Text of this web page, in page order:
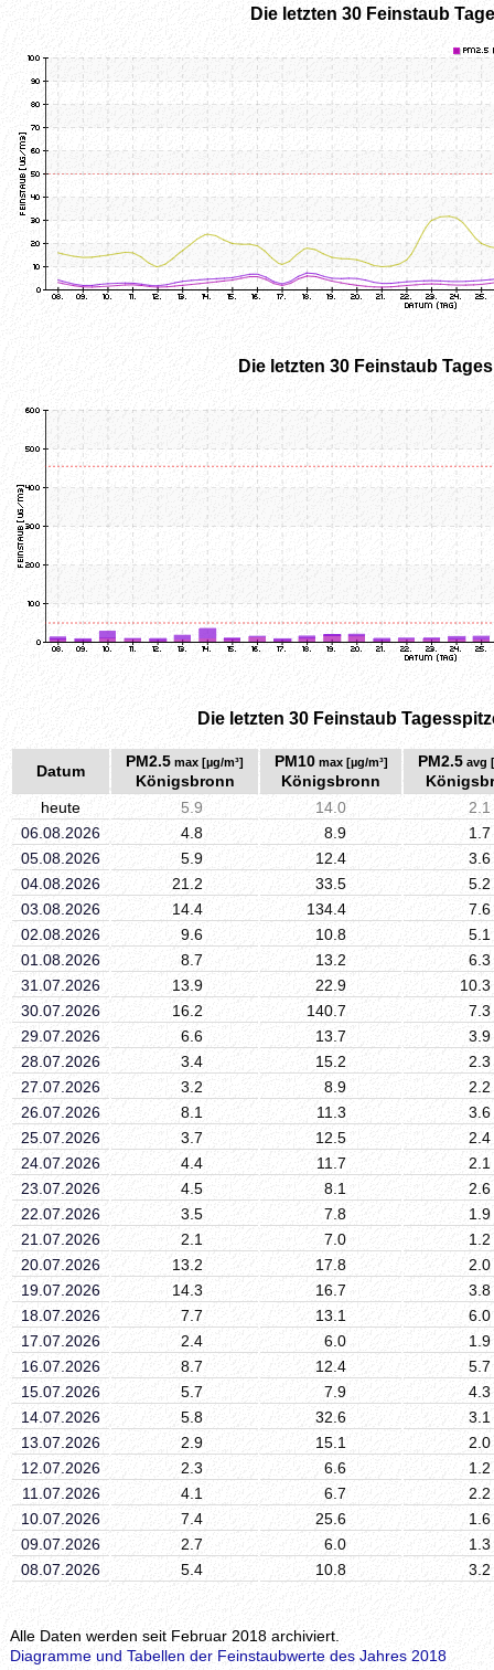
Die letzten 30 Feinstaub
Die letzten 30 Feinstaub
Die letzten 30 Feinstaub
Datum
PM2.5 max [µg/m³]
Königsbronn
PM10max [µg/m³]
Königsbronn
PM2.5avg
heute
5.9 14.0
2.1
06.08.2026
4.8 8.9
1.7
05.08.2026
5.9 12.4
3.6
04.08.2026
21.2 33.5
5.2
03.08.2026
14.4 134.4
7.6
02.08.2026
9.6 10.8
5.1
01.08.2026
8.7 13.2
6.3
31.07.2026
13.9 22.9
10.3
30.07.2026
16.2 140.7
7.3
29.07.2026
6.6 13.7
3.9
28.07.2026
3.4 15.2
2.3
27.07.2026
3.2 8.9
2.2
26.07.2026
8.1 11.3
3.6
25.07.2026
3.7 12.5
2.4
24.07.2026
4.4 11.7
2.1
23.07.2026
4.5 8.1
2.6
22.07.2026
3.5 7.8
1.9
21.07.2026
2.1 7.0
1.2
20.07.2026
13.2 17.8
2.0
19.07.2026
14.3 16.7
3.8
18.07.2026
7.7 13.1
6.0
17.07.2026
2.4 6.0
1.9
16.07.2026
8.7 12.4
5.7
15.07.2026
5.7 7.9
4.3
14.07.2026
5.8 32.6
3.1
13.07.2026
2.9 15.1
2.0
12.07.2026
2.3 6.6
1.2
11.07.2026
4.1 6.7
2.2
10.07.2026
7.4 25.6
1.6
09.07.2026
2.7 6.0
1.3
08.07.2026
5.4 10.8 3.2
Alle Daten werden seit Februar 2018 archiviert.
Diagramme und Tabellen der Feinstaubwerte des Jahres 2018